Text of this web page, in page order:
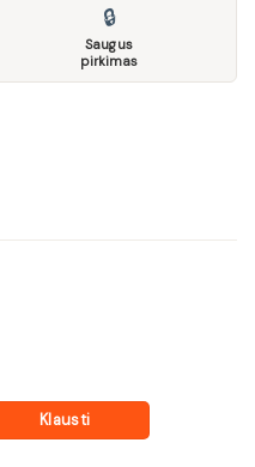
🔒
Saugus
pirkimas
Klausti